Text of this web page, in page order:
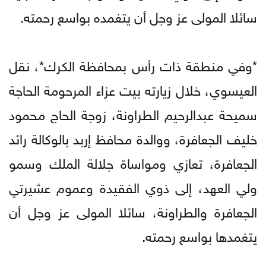
سائلا المولى عز وجل أن يتغمده بواسع رحمته.
*وفي منطقة ذات رأس بمحافظة الكرك*، نقل
العيسوي، خلال زيارته بيت عزاء المرحومة الحاجة
سميحة عبدالرحيم الطراونة، زوجة الحاج محمود
خليف الجعافرة، ووالدة محافظ إربد بالوكالة رائد
الجعافرة، تعازي ومواساة جلالة الملك وسمو
ولي العهد، إلى ذوي الفقيدة وعموم عشيرتي
الجعافرة والطراونة، سائلا المولى عز وجل أن
يتغمدها بواسع رحمته.